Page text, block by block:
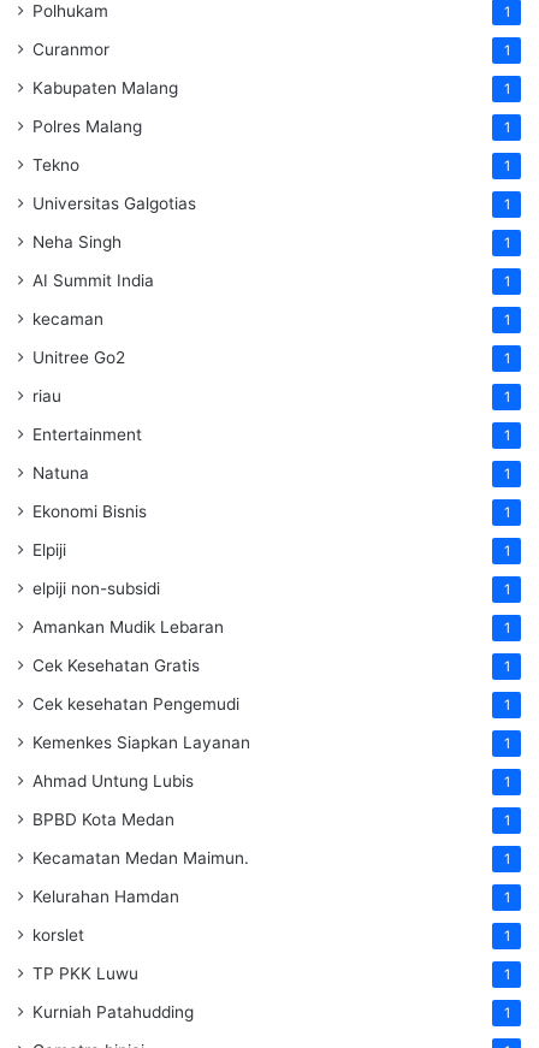
Polhukam 1
Curanmor 1
Kabupaten Malang 1
Polres Malang 1
Tekno 1
Universitas Galgotias 1
Neha Singh 1
AI Summit India 1
kecaman 1
Unitree Go2 1
riau 1
Entertainment 1
Natuna 1
Ekonomi Bisnis 1
Elpiji 1
elpiji non-subsidi 1
Amankan Mudik Lebaran 1
Cek Kesehatan Gratis 1
Cek kesehatan Pengemudi 1
Kemenkes Siapkan Layanan 1
Ahmad Untung Lubis 1
BPBD Kota Medan 1
Kecamatan Medan Maimun. 1
Kelurahan Hamdan 1
korslet 1
TP PKK Luwu 1
Kurniah Patahudding 1